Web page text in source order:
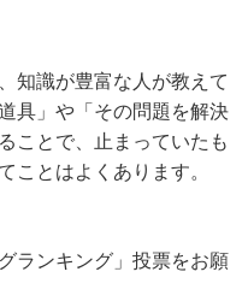
知識が豊富な人が教えて
具」や「その問題を解決
ことで、止まっていたも
ことはよくあります。
ランキング」投票をお願